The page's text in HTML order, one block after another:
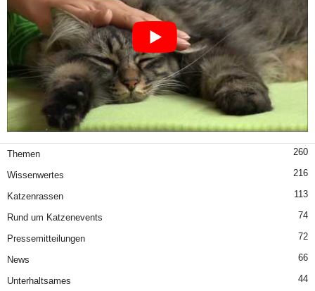
Themen 260
Wissenwertes 216
Katzenrassen 113
Rund um Katzenevents 74
Pressemitteilungen 72
News 66
Unterhaltsames 44